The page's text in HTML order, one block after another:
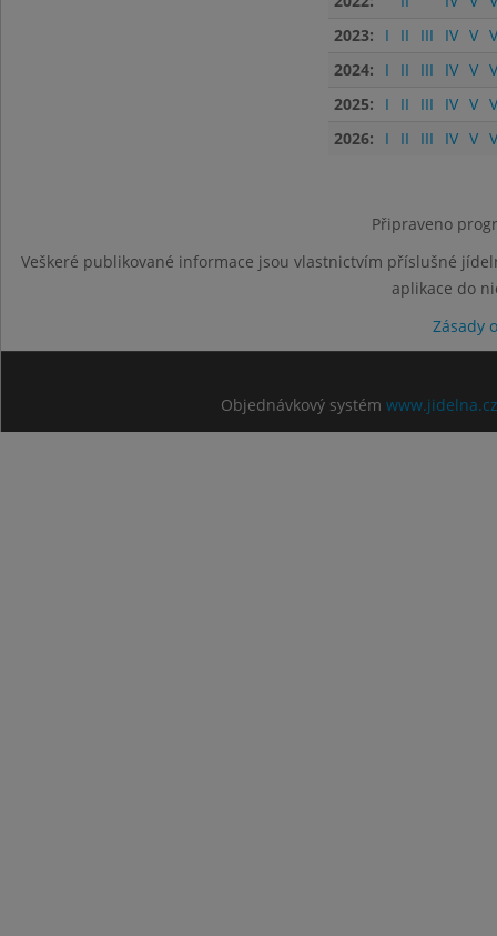
2023:
I II III IV V
2024:
I II III IV V
2025:
I II III IV V
2026:
I II III IV V
Připraveno
Veškeré publikované informace jsou vlastnictvím příslušné
aplikace do
Zásady
Objednávkový systém www.jidelna.cz